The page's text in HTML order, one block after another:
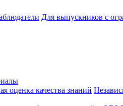
Для выпускников с
оценка качества знаний